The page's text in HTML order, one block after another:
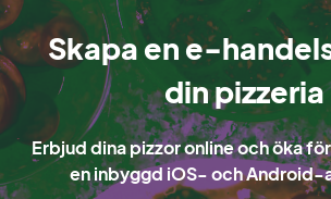
Skapa en e-
din pizzeria
Erbjud dina pizzor online och öka
en inbyggd iOS- och